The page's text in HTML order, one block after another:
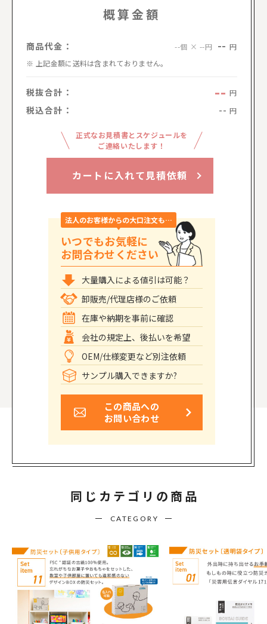
概算金額
商品代金： --個 × --円 -- 円
上記金額に送料は含まれておりません。
税抜合計： -- 円
税込合計： -- 円
正式なお見積書とスケジュールを
ご連絡いたします！
カートに入れて見積依頼
法人のお客様からの大口注文も…
いつでもお気軽に
お問合わせください
大量購入による値引は可能？
卸販売/代理店様のご依頼
在庫や納期を事前に確認
会社の規定上、後払いを希望
OEM/仕様変更など別注依頼
サンプル購入できますか?
この商品への
お問い合わせ
同じカテゴリの商品
CATEGORY